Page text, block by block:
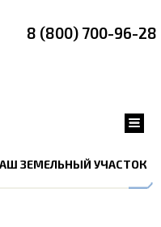
8 (800) 700-96-28
ЗЕМЕЛЬНЫЙ УЧАСТОК